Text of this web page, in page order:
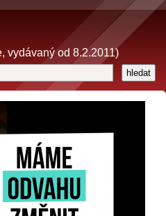
vydávaný od 8.2.2011)